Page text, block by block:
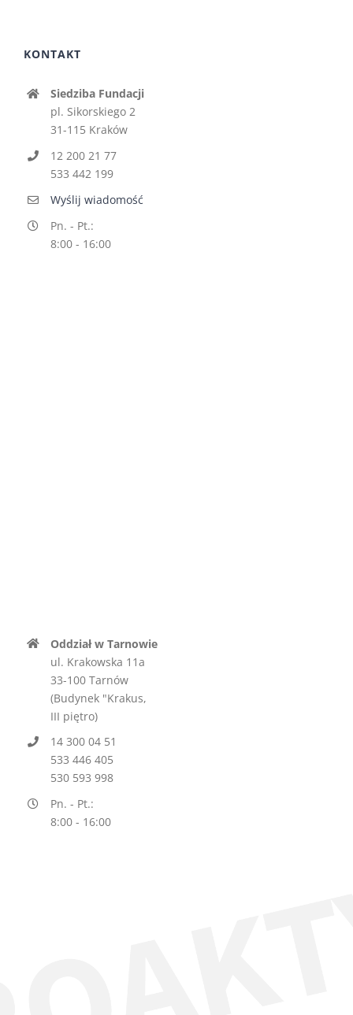
KONTAKT
Siedziba Fundacji
pl. Sikorskiego 2
31-115 Kraków
12 200 21 77
533 442 199
Wyślij wiadomość
Pn. - Pt.:
8:00 - 16:00
Oddział w Tarnowie
ul. Krakowska 11a
33-100 Tarnów
(Budynek "Krakus,
III piętro)
14 300 04 51
533 446 405
530 593 998
Pn. - Pt.:
8:00 - 16:00